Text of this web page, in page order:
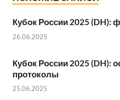
Кубок России 2025 (DH):
26.06.2025
Кубок России 2025 (DH):
протоколы
25.06.2025